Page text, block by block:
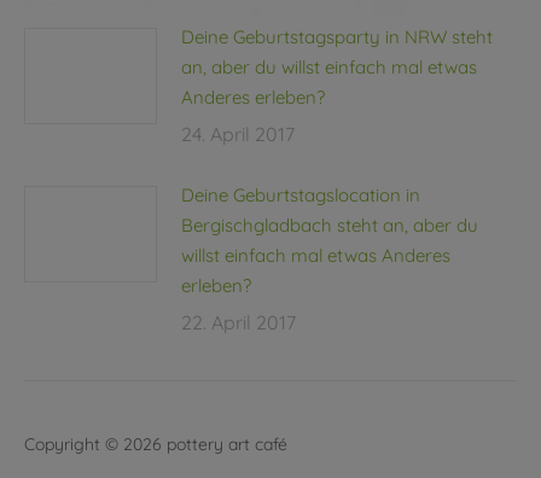
Deine Geburtstagsparty in NRW steht
an, aber du willst einfach mal etwas
Anderes erleben?
24. April 2017
Deine Geburtstagslocation in
Bergischgladbach steht an, aber du
willst einfach mal etwas Anderes
erleben?
22. April 2017
Copyright © 2026 pottery art café